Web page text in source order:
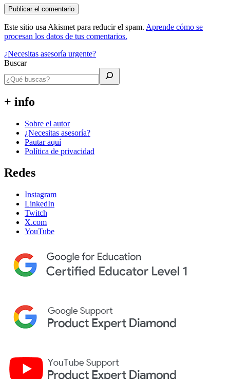
Este sitio usa Akismet para reducir el spam. Aprende cómo se
procesan los datos de tus comentarios.
¿Necesitas asesoría urgente?
Buscar
+ info
Sobre el autor
¿Necesitas asesoría?
Pautar aquí
Política de privacidad
Redes
Instagram
LinkedIn
Twitch
X.com
YouTube